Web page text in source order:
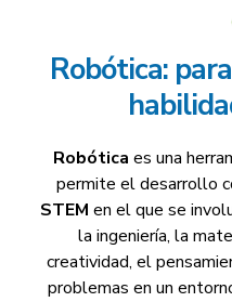
Robótica:
Robótica es una
permite el desarrollo
STEM en el que se
la ingeniería, la
creatividad, el
problemas en un